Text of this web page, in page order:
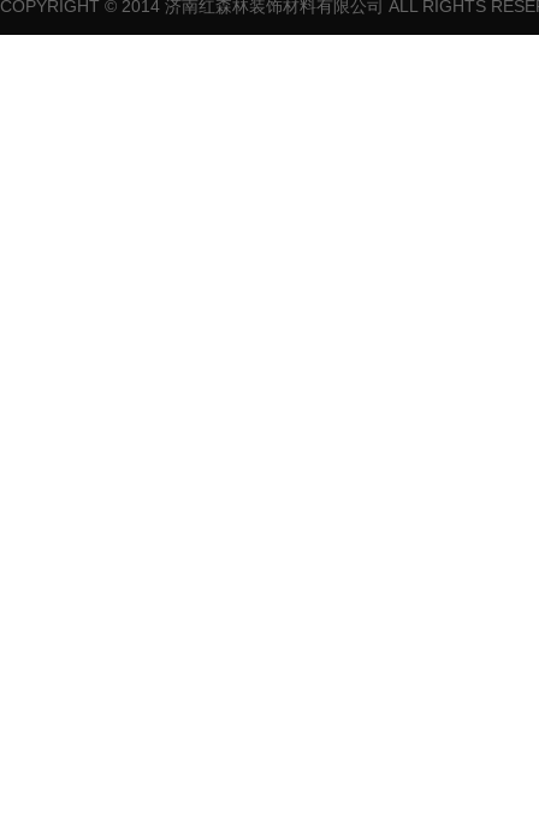
COPYRIGHT © 2014 济南红森林装饰材料有限公司 ALL RIGHTS